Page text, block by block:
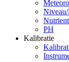
Nutrient
PH
Kalibratie